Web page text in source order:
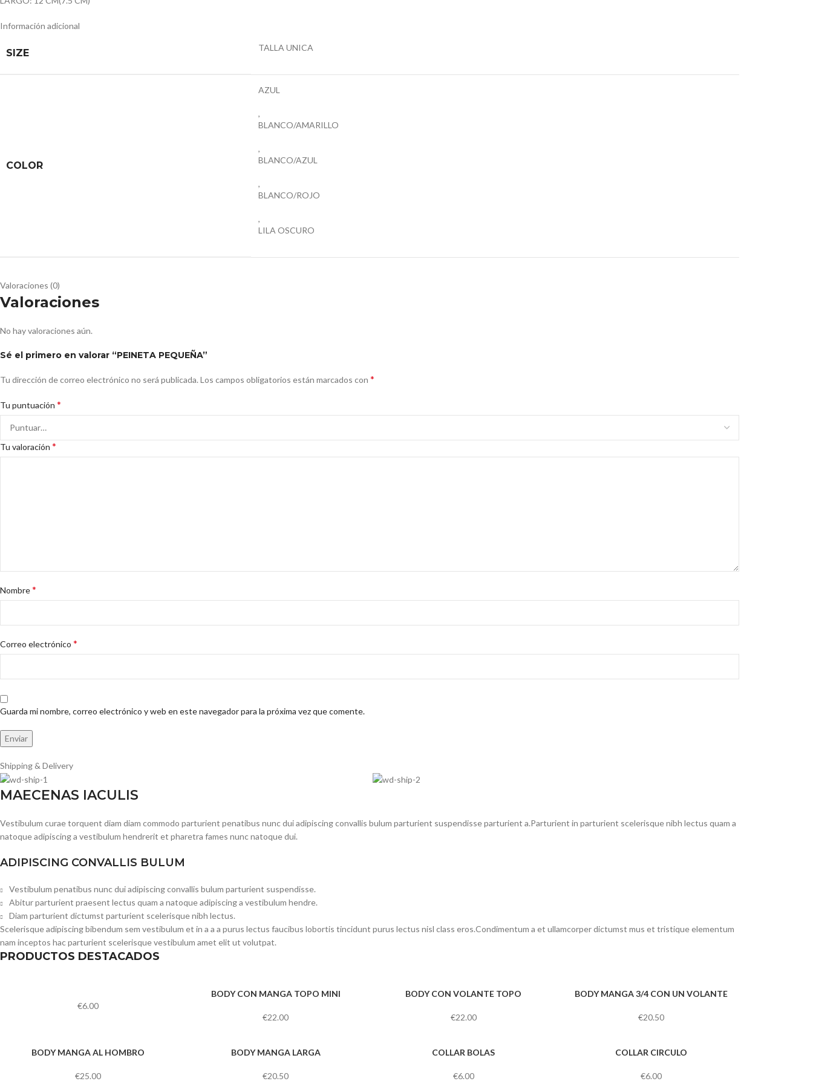
Información adicional
SIZE TALLA UNICA
COLOR
AZUL
,
BLANCO/AMARILLO
,
BLANCO/AZUL
,
BLANCO/ROJO
,
LILA OSCURO
Valoraciones (0)
Valoraciones
No hay valoraciones aún.
Sé el primero en valorar “PEINETA PEQUEÑA”
Tu dirección de correo electrónico no será publicada. Los campos obligatorios están marcados con *
Tu puntuación *
Tu valoración *
Nombre*
Correo electrónico *
Guarda mi nombre, correo electrónico y web en este navegador para la próxima vez que comente.
Shipping & Delivery
MAECENAS IACULIS
Vestibulum curae torquent diam diam commodo parturient penatibus nunc dui adipiscing convallis bulum parturient suspendisse parturient a.Parturient in parturient scelerisque nibh lectus quam a
natoque adipiscing a vestibulum hendrerit et pharetra fames nunc natoque dui.
ADIPISCING CONVALLIS BULUM
Vestibulum penatibus nunc dui adipiscing convallis bulum parturient suspendisse.
Abitur parturient praesent lectus quam a natoque adipiscing a vestibulum hendre.
Diam parturient dictumst parturient scelerisque nibh lectus.
Scelerisque adipiscing bibendum sem vestibulum et in a a a purus lectus faucibus lobortis tincidunt purus lectus nisl class eros.Condimentum a et ullamcorper dictumst mus et tristique elementum
nam inceptos hac parturient scelerisque vestibulum amet elit ut volutpat.
PRODUCTOS DESTACADOS
€6.00
BODY CON MANGA TOPO MINI
€22.00
BODY CON VOLANTE TOPO
€22.00
BODY MANGA 3/4 CON UN VOLANTE
€20.50
BODY MANGA AL HOMBRO
€25.00
BODY MANGA LARGA
€20.50
COLLAR BOLAS
€6.00
COLLAR CIRCULO
€6.00